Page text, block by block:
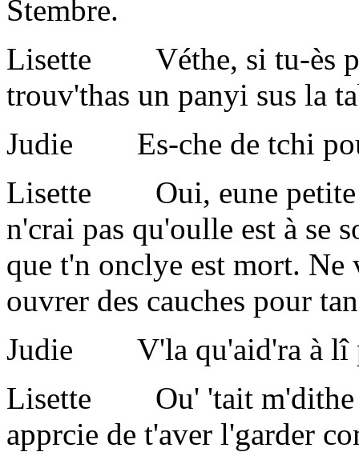
Stembre.
Lisette Véthe, si tu-ès
trouv'thas un panyi sus la
Judie Es-che de tchi
Lisette Oui, eune petite
n'crai pas qu'oulle est à
que t'n onclye est mort.
ouvrer des cauches pour
Judie V'la qu'aid'ra à lî
Lisette Ou' 'tait m'dithe
apprcie de t'aver l'garder